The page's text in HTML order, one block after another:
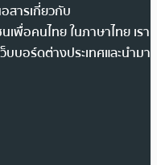
สารเกี่ยวกับ
เพื่อคนไทย ในภาษาไทย เรา
บอร์ดต่างประเทศและนำมา